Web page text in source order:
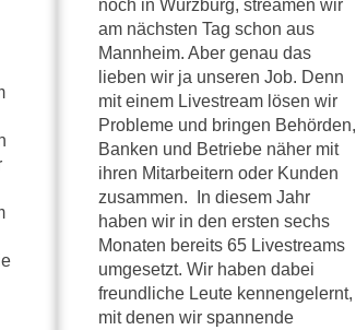
noch in Würzburg, streamen wir
am nächsten Tag schon aus
Mannheim. Aber genau das
lieben wir ja unseren Job. Denn
mit einem Livestream lösen wir
Probleme und bringen Behörden,
Banken und Betriebe näher mit
ihren Mitarbeitern oder Kunden
zusammen. In diesem Jahr
haben wir in den ersten sechs
Monaten bereits 65 Livestreams
umgesetzt. Wir haben dabei
freundliche Leute kennengelernt,
mit denen wir spannende